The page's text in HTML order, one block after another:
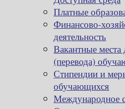
Платные
Финансово-
деятельность
Вакантные места
(перевода)
Стипендии и
обучающихся
Международное